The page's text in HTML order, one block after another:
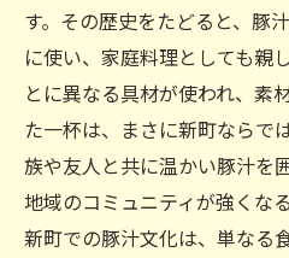
す。その歴史をたどると、豚
に使い、家庭料理としても親
とに異なる具材が使われ、素
た一杯は、まさに新町ならで
族や友人と共に温かい豚汁を
地域のコミュニティが強くな
新町での豚汁文化は、単なる